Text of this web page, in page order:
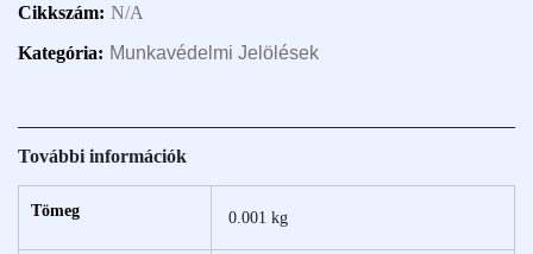
Cikkszám: N/A
Kategória: Munkavédelmi Jelölések
További információk
Tömeg 0.001 kg